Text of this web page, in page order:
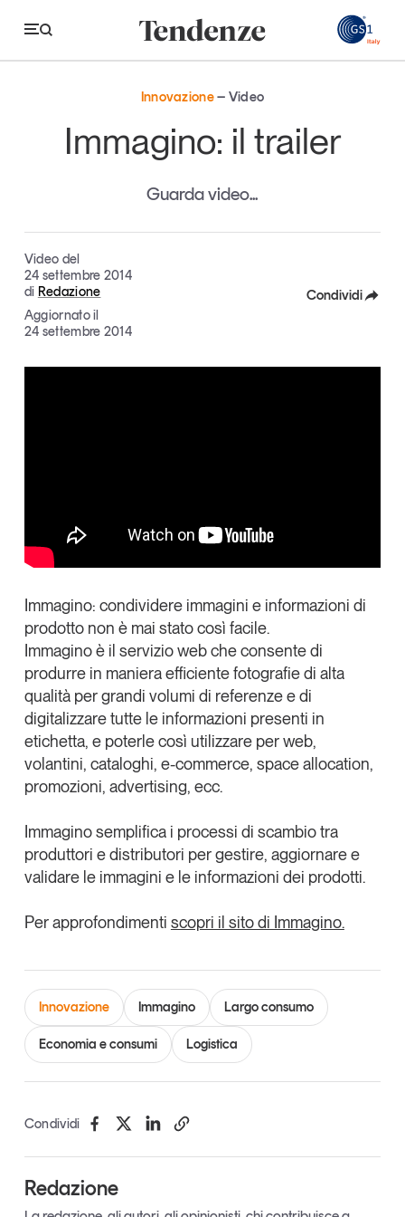
Tendenze
Innovazione
Logistica
Retail e brand
Sostenibilità
Grandi temi
Interviste
Comunicati stampa
Podcast
Eventi e formazione
Tutti gli appuntamenti
Chi siamo
Newsletter
Contatti
Tendenze Journal
La nostra newsletter nella tua email
Iscriviti
Tendenze
Innovazione Video
Immagino: il trailer
Guarda video...
Video del
24 settembre 2014
di Redazione
Aggiornato il
24 settembre 2014
Condividi
X
Immagino: condividere immagini e informazioni di
prodotto non è mai stato così facile.
Immagino è il servizio web che consente di
produrre in maniera efficientefotografie di alta
qualitàper grandi volumi di referenze e di
digitalizzare tutte le informazioni presenti in
etichetta, e poterle così utilizzare per web,
volantini, cataloghi, e-commerce, space allocation,
promozioni, advertising, ecc.
Immagino semplifica i processi di scambio tra
produttori e distributori per gestire, aggiornare e
validare le immagini e le informazioni dei prodotti.
Per approfondimenti scopri il sito di Immagino.
Innovazione Immagino Largo consumo
Economia e consumi Logistica
Condividi
Redazione